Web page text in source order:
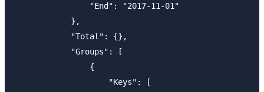
                "End": "2017-11-01"
            },
            "Total": {},
            "Groups": [
                {
                    "Keys": [